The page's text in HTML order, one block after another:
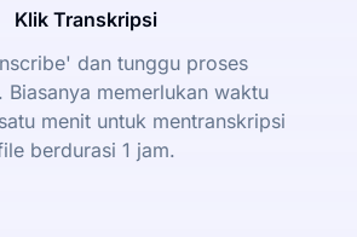
Klik Transkripsi
dan tunggu proses
Biasanya memerlukan waktu
menit untuk mentranskripsi
berdurasi 1 jam.